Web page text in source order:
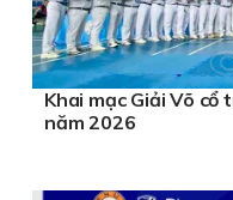
Khai mạc Giải Võ cổ
năm 2026